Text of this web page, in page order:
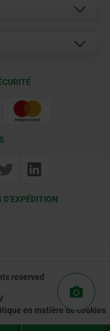
D’EXPÉDITION
reserved
en matière de cookies